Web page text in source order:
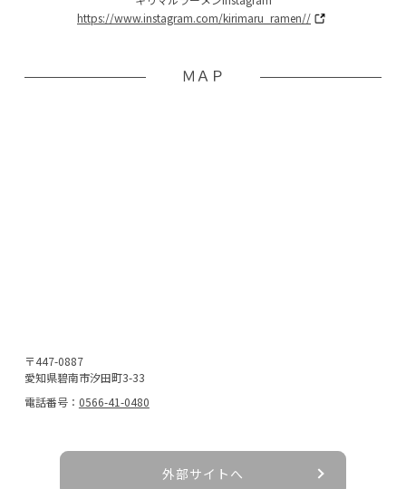
https://www.instagram.com/kirimaru_ramen//
ＭＡＰ
〒447-0887
愛知県碧南市汐田町3-33
電話番号： 0566-41-0480
外部サイトへ